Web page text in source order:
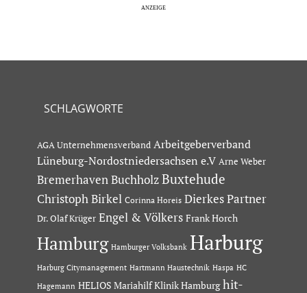
SCHLAGWORTE
AGA Unternehmensverband Arbeitgeberverband
Lüneburg-Nordostniedersachsen e.V Arne Weber
Bremerhaven Buchholz Buxtehude
Christoph Birkel Corinna Horeis Dierkes Partner
Dr. Olaf Krüger Engel & Völkers Frank Horch
Hamburg Hamburger Volksbank Harburg
Harburg Citymanagement Hartmann Haustechnik Haspa HC
Hagemann HELIOS Mariahilf Klinik Hamburg hit-